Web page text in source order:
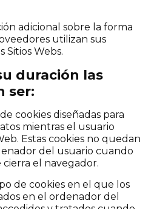
adicional sobre la forma
utilizan sus
Sitios Webs.
duración las
ser:
cookies diseñadas para
mientras el usuario
Estas cookies no quedan
del usuario cuando
cierra el navegador.
de cookies en el que los
en el ordenador del